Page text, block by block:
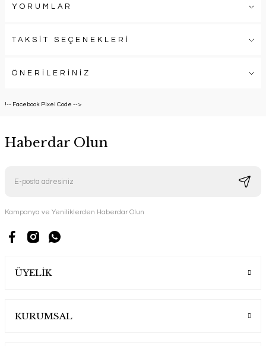
YORUMLAR
TAKSİT SEÇENEKLERİ
ÖNERİLERİNİZ
!-- Facebook Pixel Code -->
Haberdar Olun
Kampanya ve Yeniliklerden Haberdar Olun
ÜYELİK
KURUMSAL